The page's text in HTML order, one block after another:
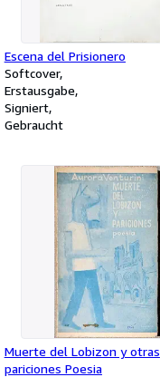
Escena del Prisionero
Softcover
Erstausgabe
Signiert
Gebraucht
Muerte del Lobizon y otras
pariciones Poesia